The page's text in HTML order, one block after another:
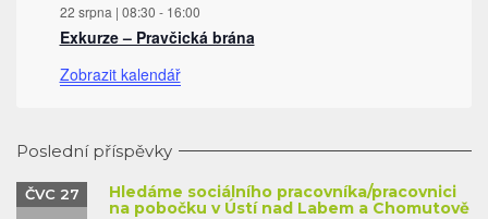
22 srpna | 08:30 - 16:00
Exkurze – Pravčická brána
Zobrazit kalendář
Poslední příspěvky
Hledáme sociálního pracovníka/pracovnici
na pobočku v Ústí nad Labem a Chomutově
ČVC 27